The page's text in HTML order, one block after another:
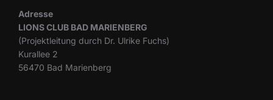
Adresse
LIONS CLUB BAD MARIENBERG
(Projektleitung durch Dr. Ulrike Fuchs)
Kurallee 2
56470 Bad Marienberg